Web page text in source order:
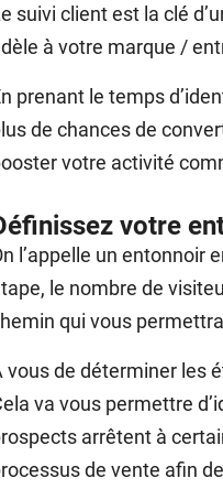
suivi client est la clé
à votre marque /
prenant le temps
de chances de
votre activité
votre
l’appelle un entonnoir
le nombre de
qui vous
vous de déterminer les
va vous permettre
arrêtent à
de vente afin